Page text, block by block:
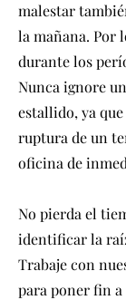
malestar
la mañana. Por
durante los
Nunca ignore
estallido, ya
ruptura de un
oficina de
No pierda el
identificar la
Trabaje con
para poner fin